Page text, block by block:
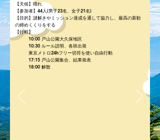
【天候】晴れ
【参加者】44人(男子23名、女子21名)
【目的】謎解きやミッション達成を通して協力し、最高の新歓
の締めくくりをする
​【行程】
10:00 戸山公園大久保地区
10:30 ルール説明、各班出発
東京メトロ24hフリー切符を使い自由行動
17:15 戸山公園集合、結果発表
18:00 解散